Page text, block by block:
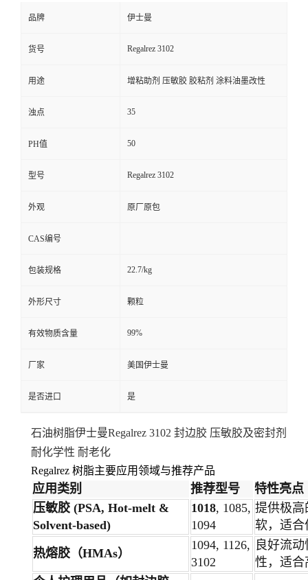
品牌 伊士曼
货号 Regalrez 3102
用途 增粘助剂 压敏胶 胶粘剂 涂料油墨改性
浊点 35
PH值 50
型号 Regalrez 3102
外观 原厂原包
CAS编号
包装规格 22.7/kg
外形尺寸 颗粒
有效物质含量 99%
厂家 美国伊士曼
是否进口 是
石油树脂伊士曼Regalrez 3102 封边胶 压敏胶及密封剂
耐化学性 耐老化
Regalrez 树脂主要应用领域与推荐产品
应用类别 推荐型号
特性亮点
压敏胶 (PSA, Hot-melt &
Solvent-based)
1018, 1085,
1094
提供极高
软，适合
热熔胶（HMAs）
1094, 1126,
3102
良好流
性，适合